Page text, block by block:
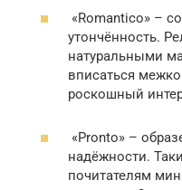
«Romantico» –
утончённость.
натуральными
вписаться
роскошный
«Pronto» –
надёжности.
почитателям